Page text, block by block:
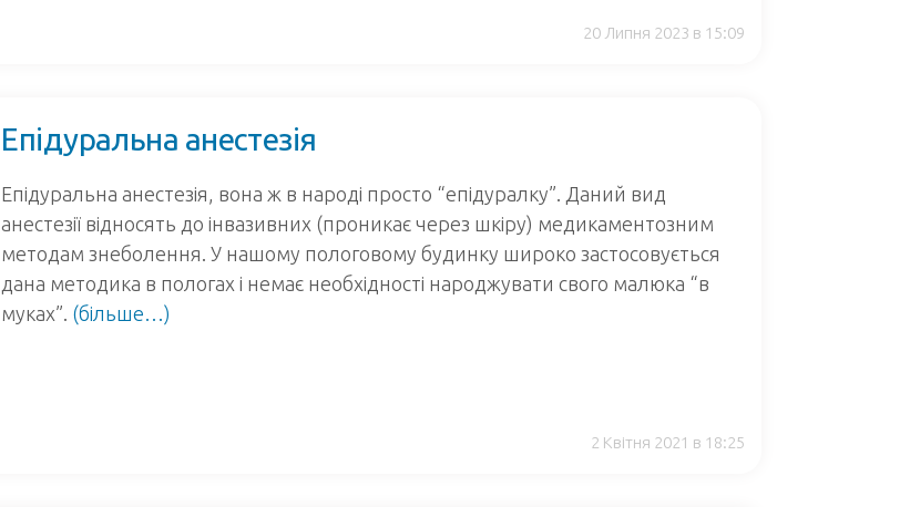
20 Липня 2023 в 15:09
Епідуральна анестезія
Епідуральна анестезія, вона ж в народі просто “епідуралку”. Даний вид
анестезії відносять до інвазивних (проникає через шкіру) медикаментозним
методам знеболення. У нашому пологовому будинку широко застосовується
дана методика в пологах і немає необхідності народжувати свого малюка “в
муках”. (більше…)
2 Квітня 2021 в 18:25